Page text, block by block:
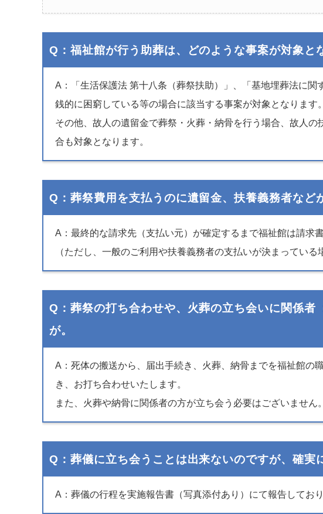
Q：福祉館が行う助葬は、どのような事案が対象と
A：「生活保護法 第十八条（葬祭扶助）」、「基地埋葬法に
銭的に困窮している等の場合に該当する事案が対象となります。
その他、故人の遺留金で葬祭・火葬・納骨を行う場合、故人
合も対象となります。
Q：葬祭費用を支払うのに遺留金、扶養義務者など
A：最終的な請求先（支払い元）が確定するまで福祉館は請求
（ただし、一般のご利用や扶養義務者の支払いが決まっている
Q：葬祭の打ち合わせや、火葬の立ち会いに関係
が。
A：死体の搬送から、届出手続き、火葬、納骨までを福祉館の
き、お打ち合わせいたします。
また、火葬や納骨に関係者の方が立ち会う必要はございません。
Q：葬儀に立ち会うことは出来ないのですが、確実
A：葬儀の行程を実施報告書（写真添付あり）にて報告しており